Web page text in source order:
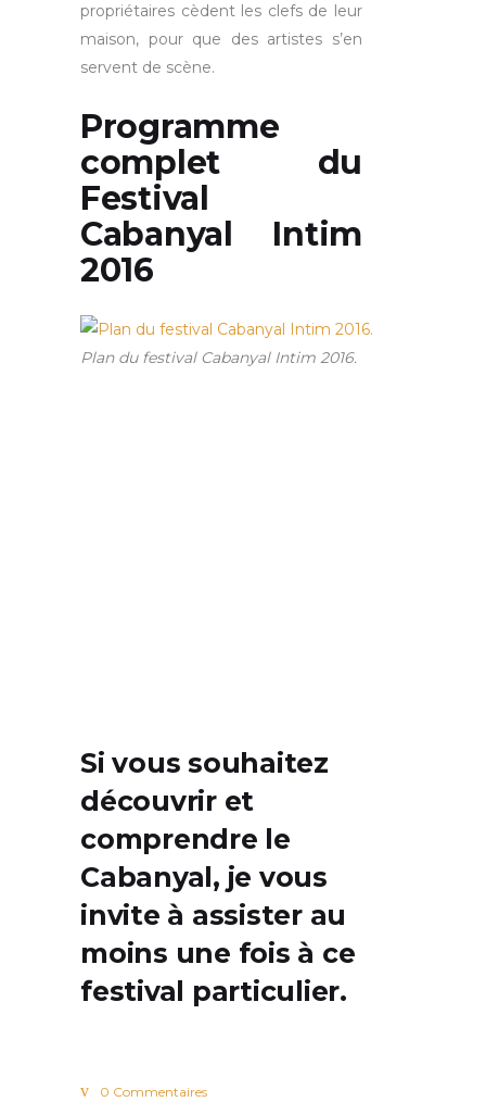
propriétaires cèdent les clefs de leur
maison, pour que des artistes s’en
servent de scène.
Programme
complet du
Festival
Cabanyal Intim
2016
Plan du festival Cabanyal Intim 2016.
Si vous souhaitez
découvrir et
comprendre le
Cabanyal, je vous
invite à assister au
moins une fois à ce
festival particulier.
0 Commentaires